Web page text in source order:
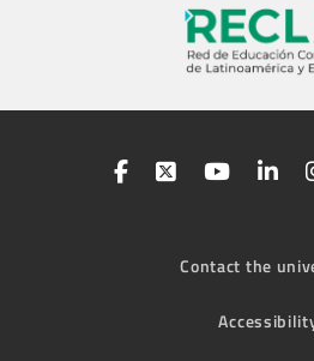
Contact the